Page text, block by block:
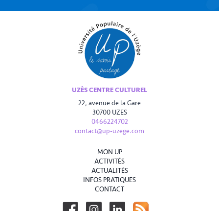
UZÈS CENTRE CULTUREL
22, avenue de la Gare
30700 UZES
0466224702
contact@up-uzege.com
MON UP
ACTIVITÉS
ACTUALITÉS
INFOS PRATIQUES
CONTACT